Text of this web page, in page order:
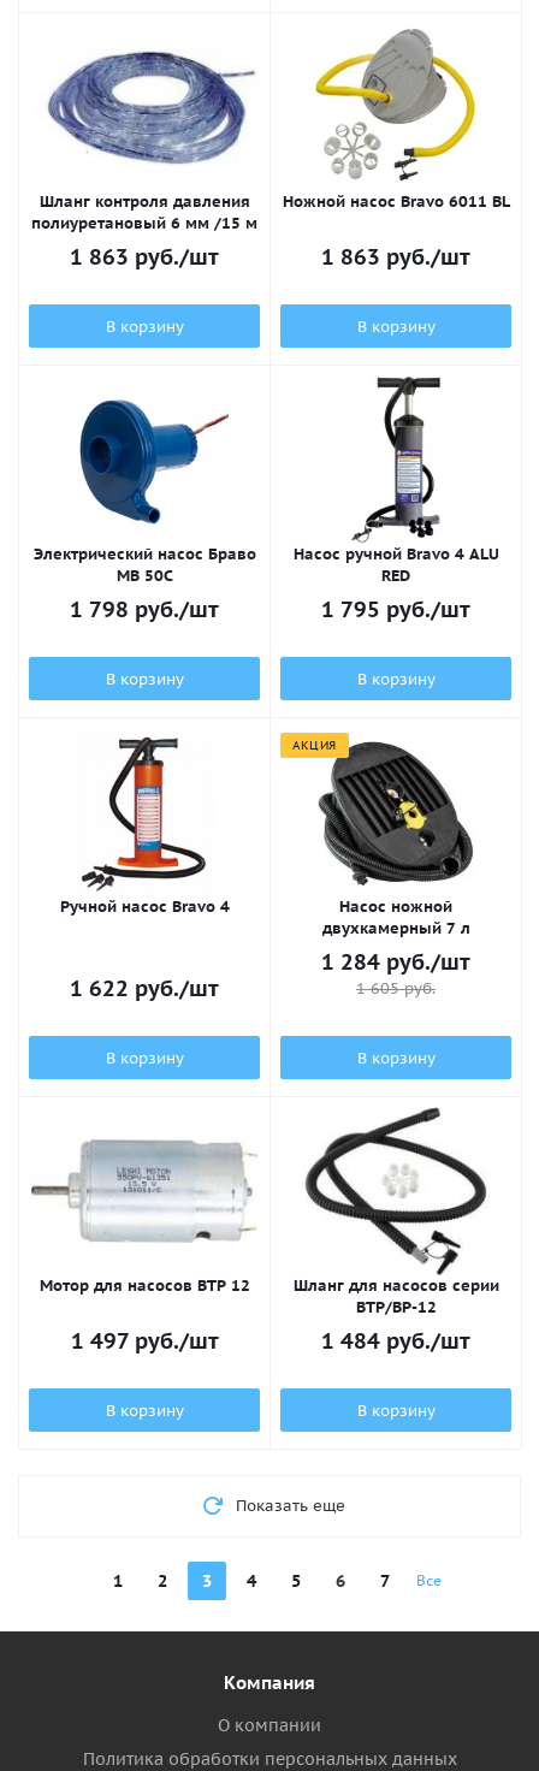
Шланг контроля давления
полиуретановый 6 мм /15 м
1 863 руб./шт
В корзину
Ножной насос Bravo 6011 BL
1 863 руб./шт
В корзину
Электрический насос Браво
MB 50С
1 798 руб./шт
В корзину
Насос ручной Bravo 4 ALU
RED
1 795 руб./шт
В корзину
Ручной насос Bravo 4
1 622 руб./шт
В корзину
АКЦИЯ
Насос ножной
двухкамерный 7 л
1 284 руб./шт
1 605руб.
В корзину
Мотор для насосов BTP 12
1 497руб./шт
В корзину
Шланг для насосов серии
BTP/BP-12
1 484 руб./шт
В корзину
Показать еще
1 2 3 4 5 6 7 Все
Компания
О компании
Политика обработки персональных данных